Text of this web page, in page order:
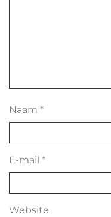
Naam *
E-mail *
Website